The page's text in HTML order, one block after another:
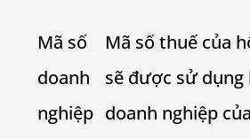
Mã số
doanh
nghiệp
Mã số thuế của
sẽ được sử dụng
doanh nghiệp